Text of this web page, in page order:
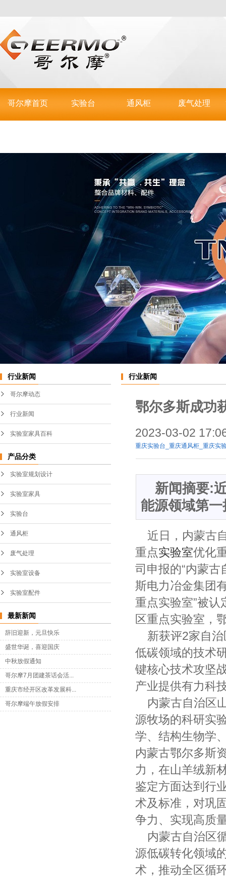
哥尔摩首页 实验台
实验室仪器台
不锈钢台
实验室中央台
实验室边台
通风柜
通风罩
全钢通风柜
不锈钢通风柜
PP通风柜
桌上型通风橱
变频系统
废气处理
酸雾喷淋塔
等离子光照箱
行业新闻
哥尔摩动态
行业新闻
实验室家具百科
产品分类
实验室规划设计
实验室家具
实验台
通风柜
废气处理
实验室设备
实验室配件
最新新闻
辞旧迎新，元旦快乐
盛世华诞，喜迎国庆
中秋放假通知
哥尔摩7月团建茶话会活...
重庆市经开区改革发展科...
哥尔摩端午放假安排
行业新闻
鄂尔多斯成功
2023-03-02
重庆实验台_重庆通风柜_重庆实
新闻摘要:
能源领域第
近日，内蒙古
重点实验室优化
司申报的“内蒙
斯电力冶金集团
重点实验室”被
区重点实验室，
新获评2家自
低碳领域的技术
键核心技术攻坚
产业提供有力科
内蒙古自治区
源牧场的科研实
学、结构生物学
内蒙古鄂尔多斯
力，在山羊绒新
鉴定方面达到行
术及标准，对巩
争力、实现高质
内蒙古自治区
源低碳转化领域
术，推动全区循